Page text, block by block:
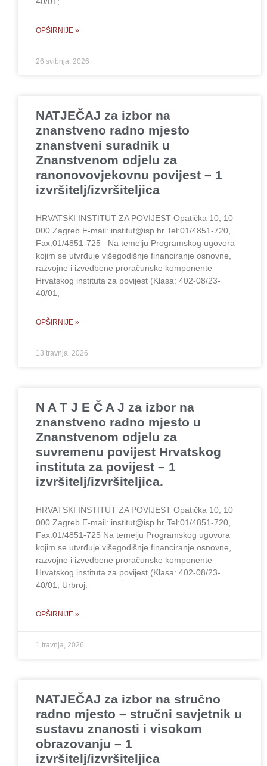
OPŠIRNIJE »
26 svibnja, 2026
NATJEČAJ za izbor na
znanstveno radno mjesto
znanstveni suradnik u
Znanstvenom odjelu za
ranonovovjekovnu povijest – 1
izvršitelj/izvršiteljica
HRVATSKI INSTITUT ZA POVIJEST Opatička 10, 10
000 Zagreb E-mail: institut@isp.hr Tel:01/4851-720,
Fax:01/4851-725 Na temelju Programskog ugovora
kojim se utvrđuje višegodišnje financiranje osnovne,
razvojne i izvedbene proračunske komponente
Hrvatskog instituta za povijest (Klasa: 402-08/23-
40/01;
OPŠIRNIJE »
13 travnja, 2026
N A T J E Č A J za izbor na
znanstveno radno mjesto u
Znanstvenom odjelu za
suvremenu povijest Hrvatskog
instituta za povijest – 1
izvršitelj/izvršiteljica.
HRVATSKI INSTITUT ZA POVIJEST Opatička 10, 10
000 Zagreb E-mail: institut@isp.hr Tel:01/4851-720,
Fax:01/4851-725 Na temelju Programskog ugovora
kojim se utvrđuje višegodišnje financiranje osnovne,
razvojne i izvedbene proračunske komponente
Hrvatskog instituta za povijest (Klasa: 402-08/23-
40/01; Urbroj:
OPŠIRNIJE »
1 travnja, 2026
NATJEČAJ za izbor na stručno
radno mjesto – stručni savjetnik u
sustavu znanosti i visokom
obrazovanju – 1
izvršitelj/izvršiteljica